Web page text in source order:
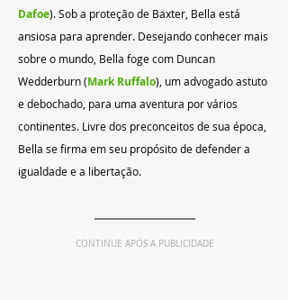
Dafoe). Sob a proteção de Baxter, Bella está
ansiosa para aprender. Desejando conhecer mais
sobre o mundo, Bella foge com Duncan
Wedderburn (Mark Ruffalo), um advogado astuto
e debochado, para uma aventura por vários
continentes. Livre dos preconceitos de sua época,
Bella se firma em seu propósito de defender a
igualdade e a libertação.
CONTINUE APÓS A PUBLICIDADE